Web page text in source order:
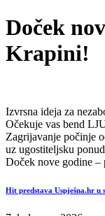
Doček
Krapini!
Izvrsna ideja za
Očekuje vas bend
Zagrijavanje počinje
uz ugostiteljsku
Doček nove godine –
Hit predstava Uspješna.hr